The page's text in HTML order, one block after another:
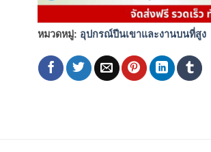
หมวดหมู่: อุปกรณ์ปีนเขาและงานบนที่สูง